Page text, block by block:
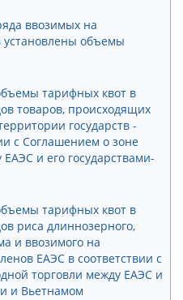
ввозимых на
объемы
тарифных квот в
товаров, происходящих
государств -
с Соглашением о зоне
и его государствами-
тарифных квот в
риса длиннозерного,
и ввозимого на
ЕАЭС в соответствии с
торговли между ЕАЭС и
и Вьетнамом